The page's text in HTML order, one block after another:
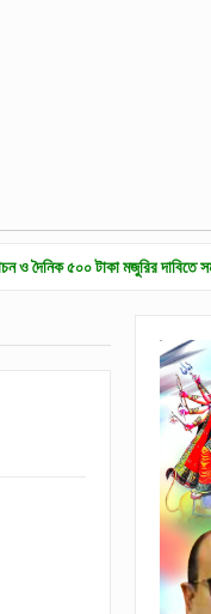
টাকা মজুরির দাবিতে সমাবেশ ও